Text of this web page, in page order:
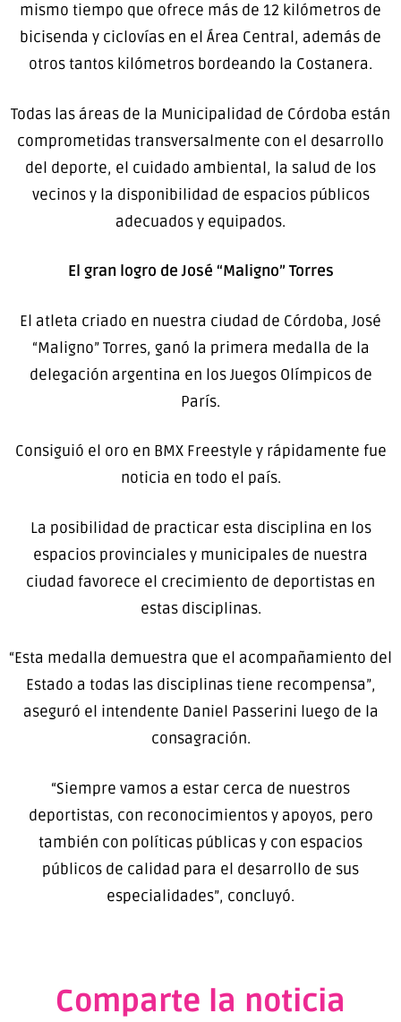
mismo tiempo que ofrece más de 12 kilómetros de
bicisenda y ciclovías en el Área Central, además de
otros tantos kilómetros bordeando la Costanera.
Todas las áreas de la Municipalidad de Córdoba están
comprometidas transversalmente con el desarrollo
del deporte, el cuidado ambiental, la salud de los
vecinos y la disponibilidad de espacios públicos
adecuados y equipados.
El gran logro de José “Maligno” Torres
El atleta criado en nuestra ciudad de Córdoba, José
“Maligno” Torres, ganó la primera medalla de la
delegación argentina en los Juegos Olímpicos de
París.
Consiguió el oro en BMX Freestyle y rápidamente fue
noticia en todo el país.
La posibilidad de practicar esta disciplina en los
espacios provinciales y municipales de nuestra
ciudad favorece el crecimiento de deportistas en
estas disciplinas.
“Esta medalla demuestra que el acompañamiento del
Estado a todas las disciplinas tiene recompensa”,
aseguró el intendente Daniel Passerini luego de la
consagración.
“Siempre vamos a estar cerca de nuestros
deportistas, con reconocimientos y apoyos, pero
también con políticas públicas y con espacios
públicos de calidad para el desarrollo de sus
especialidades”, concluyó.
Comparte la noticia